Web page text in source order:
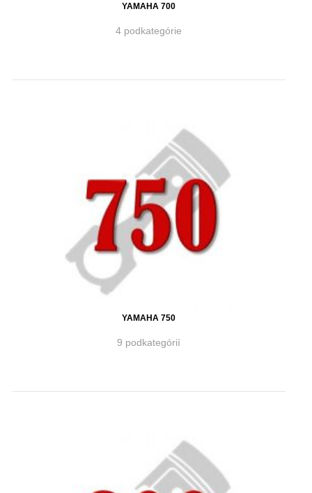
YAMAHA 700
4 podkategórie
YAMAHA 750
9 podkategórií